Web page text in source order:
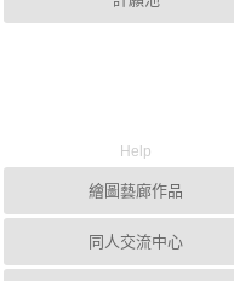
Help
繪圖藝廊作品
同人交流中心